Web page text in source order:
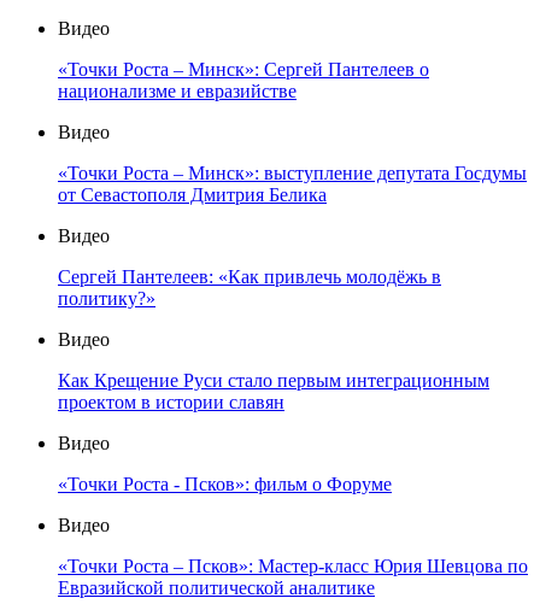
Видео
«Точки Роста – Минск»: Сергей Пантелеев о
национализме и евразийстве
Видео
«Точки Роста – Минск»: выступление депутата Госдумы
от Севастополя Дмитрия Белика
Видео
Сергей Пантелеев: «Как привлечь молодёжь в
политику?»
Видео
Как Крещение Руси стало первым интеграционным
проектом в истории славян
Видео
«Точки Роста - Псков»: фильм о Форуме
Видео
«Точки Роста – Псков»: Мастер-класс Юрия Шевцова по
Евразийской политической аналитике